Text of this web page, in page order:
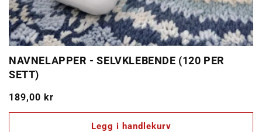
NAVNELAPPER - SELVKLEBENDE (120 PER
SETT)
Vanlig
pris
189,00 kr
Legg i handlekurv